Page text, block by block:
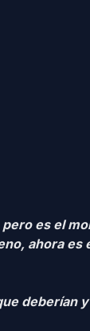
es el
ahora es
deberían y